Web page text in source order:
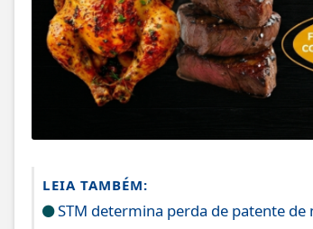
LEIA TAMBÉM:
STM determina perda de patente